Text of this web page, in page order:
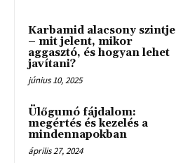
Karbamid alacsony szintje
– mit jelent, mikor
aggasztó, és hogyan lehet
javítani?
június 10, 2025
Ülőgumó fájdalom:
megértés és kezelés a
mindennapokban
április 27, 2024